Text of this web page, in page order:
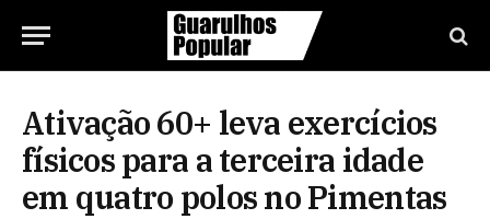
Ativação 60+ leva exercícios
físicos para a terceira idade
em quatro polos no Pimentas